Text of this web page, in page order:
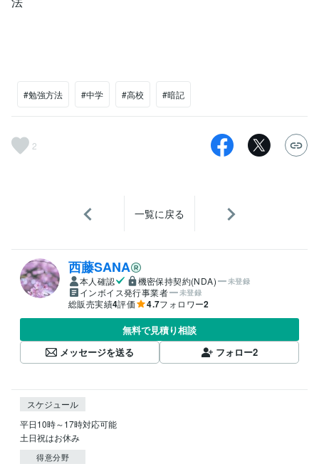
#勉強方法 #中学 #高校 #暗記
2
一覧に戻る
西藤SANA
本人確認 機密保持契約(NDA) 未登録
インボイス発行事業者 未登録
総販売実績4評価 4.7フォロワー2
無料で見積り相談
メッセージを送る
フォロー2
スケジュール
平日10時～17時対応可能
土日祝はお休み
得意分野